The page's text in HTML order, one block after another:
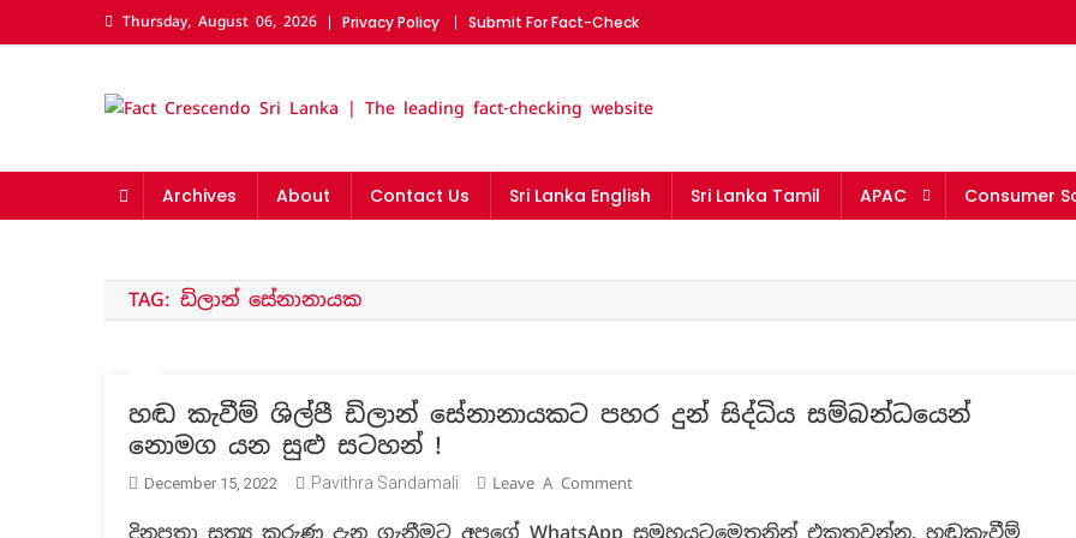
to
Thursday, August 06, 2026 Privacy Policy Submit For Fact-Check
Archives About Contact Us Sri Lanka English Sri Lanka Tamil APAC Consumer
TAG: ඩිලාන් සේනානායක
හඬ කැවීම් ශිල්පී ඩිලාන් සේනානායකට පහර දුන් සිද්ධිය සම්බන්ධයෙන්
නොමග යන සුළු සටහන් !
December 15, 2022 Pavithra Sandamali Leave A CommentOn
දිනපතා සත්‍ය කරුණු දැන ගැනීමට අපගේ WhatsApp සමුහයටමෙතනින් එකතුවන්න. හඬකැවීම්